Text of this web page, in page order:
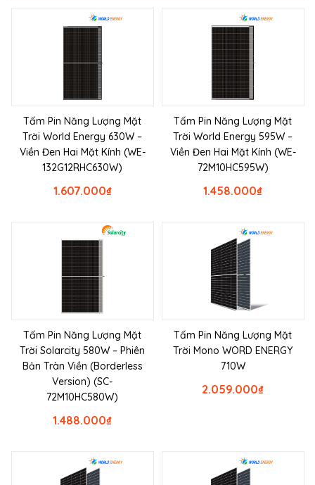
Tấm Pin Năng Lượng Mặt
Trời World Energy 630W –
Viền Đen Hai Mặt Kính (WE-
132G12RHC630W)
₫
1.607.000
Tấm Pin Năng Lượng Mặt
Trời World Energy 595W –
Viền Đen Hai Mặt Kính (WE-
72M10HC595W)
₫
1.458.000
Tấm Pin Năng Lượng Mặt
Trời Solarcity 580W – Phiên
Bản Tràn Viền (Borderless
Version) (SC-
72M10HC580W)
₫
1.488.000
Tấm Pin Năng Lượng Mặt
Trời Mono WORD ENERGY
710W
₫
2.059.000